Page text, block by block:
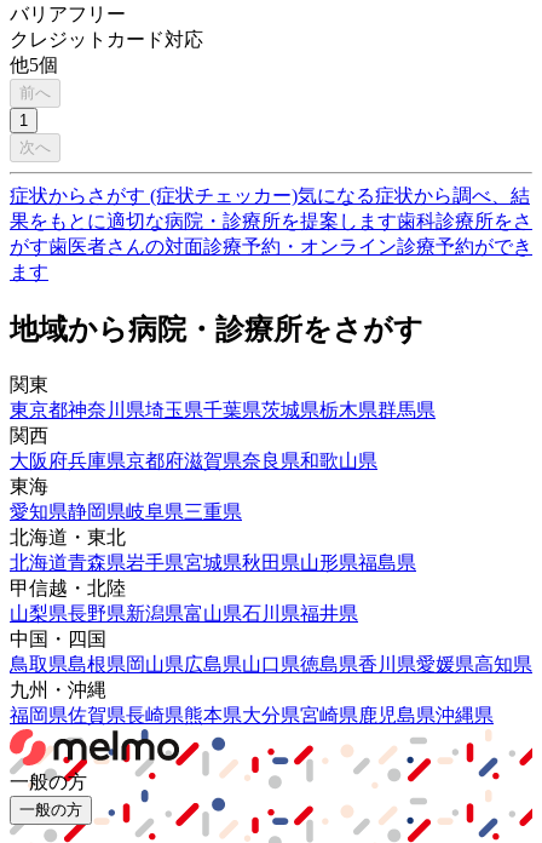
バリアフリー
クレジットカード対応
他5個
前へ
1
次へ
症状からさがす (症状チェッカー)気になる症状から調べ、結
果をもとに適切な病院・診療所を提案します歯科診療所をさ
がす歯医者さんの対面診療予約・オンライン診療予約ができ
ます
地域から病院・診療所をさがす
関東
東京都神奈川県埼玉県千葉県茨城県栃木県群馬県
関西
大阪府兵庫県京都府滋賀県奈良県和歌山県
東海
愛知県静岡県岐阜県三重県
北海道・東北
北海道青森県岩手県宮城県秋田県山形県福島県
甲信越・北陸
山梨県長野県新潟県富山県石川県福井県
中国・四国
鳥取県島根県岡山県広島県山口県徳島県香川県愛媛県高知県
九州・沖縄
福岡県佐賀県長崎県熊本県大分県宮崎県鹿児島県沖縄県
一般の方
一般の方